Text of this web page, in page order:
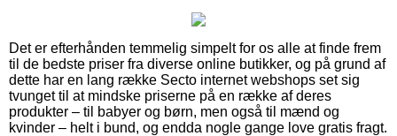
Det er efterhånden temmelig simpelt for os alle at finde frem
til de bedste priser fra diverse online butikker, og på grund af
dette har en lang række Secto internet webshops set sig
tvunget til at mindske priserne på en række af deres
produkter – til babyer og børn, men også til mænd og
kvinder – helt i bund, og endda nogle gange love gratis fragt.